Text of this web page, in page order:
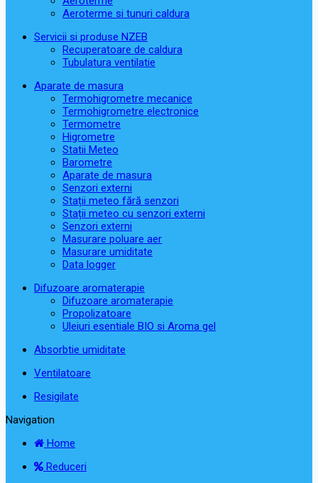
Aeroterme si tunuri caldura
Servicii si produse NZEB
Recuperatoare de caldura
Tubulatura ventilatie
Aparate de masura
Termohigrometre mecanice
Termohigrometre electronice
Termometre
Higrometre
Statii Meteo
Barometre
Aparate de masura
Senzori externi
Stații meteo fără senzori
Stații meteo cu senzori externi
Senzori externi
Masurare poluare aer
Masurare umiditate
Data logger
Difuzoare aromaterapie
Difuzoare aromaterapie
Propolizatoare
Uleiuri esentiale BIO si Aroma gel
Absorbtie umiditate
Ventilatoare
Resigilate
Navigation
Home
Reduceri